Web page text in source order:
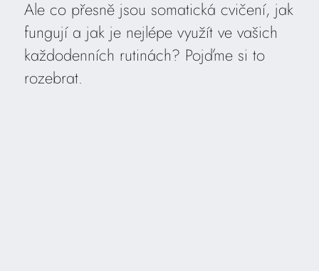
Ale co přesně jsou somatická cvičení, jak
fungují a jak je nejlépe využít ve vašich
každodenních rutinách? Pojďme si to
rozebrat.